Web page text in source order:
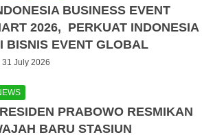
BUSINESS EVENT
2026, PERKUAT INDONESIA
BISNIS EVENT GLOBAL
31 July 2026
PRABOWO RESMIKAN
BARU STASIUN